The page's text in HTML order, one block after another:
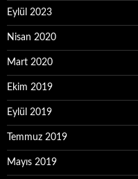
Eylül 2023
Nisan 2020
Mart 2020
Ekim 2019
Eylül 2019
Temmuz 2019
Mayıs 2019